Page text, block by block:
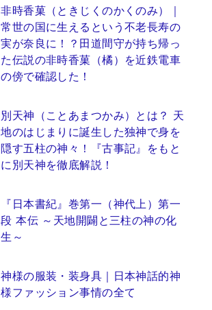
非時香菓（ときじくのかくのみ）｜
常世の国に生えるという不老長寿の
実が奈良に！？田道間守が持ち帰っ
た伝説の非時香菓（橘）を近鉄電車
の傍で確認した！
別天神（ことあまつかみ）とは？ 天
地のはじまりに誕生した独神で身を
隠す五柱の神々！『古事記』をもと
に別天神を徹底解説！
『日本書紀』巻第一（神代上）第一
段 本伝 ～天地開闢と三柱の神の化
生～
神様の服装・装身具｜日本神話的神
様ファッション事情の全て